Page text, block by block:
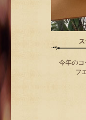
今年の
フ